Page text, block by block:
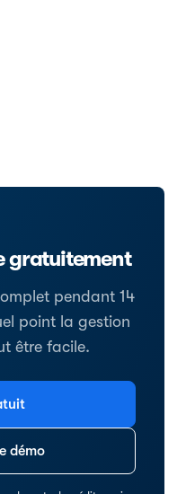
gratuitement
pendant 14
point la gestion
être facile.
démo